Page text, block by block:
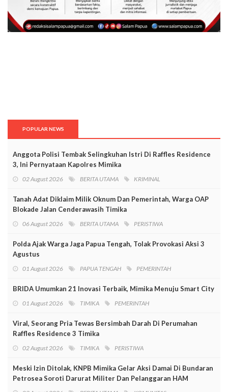
POPULAR NEWS
Anggota Polisi Tembak Selingkuhan Istri Di Raffles Residence
3, Ini Pernyataan Kapolres Mimika
02 August 2026 BERITA UTAMA KRIMINAL
Tanah Adat Diklaim Milik Oknum Dan Pemerintah, Warga OAP
Blokade Jalan Cenderawasih Timika
06 August 2026 BERITA UTAMA PERISTIWA
Polda Ajak Warga Jaga Papua Tengah, Tolak Provokasi Aksi 3
Agustus
01 August 2026 PAPUA TENGAH PEMERINTAH
BRIDA Umumkan 21 Inovasi Terbaik, Mimika Menuju Smart City
01 August 2026 TIMIKA PEMERINTAH
Viral, Seorang Pria Tewas Bersimbah Darah Di Perumahan
Raffles Residence 3 Timika
02 August 2026 TIMIKA PERISTIWA
Meski Izin Ditolak, KNPB Mimika Gelar Aksi Damai Di Bundaran
Petrosea Soroti Darurat Militer Dan Pelanggaran HAM